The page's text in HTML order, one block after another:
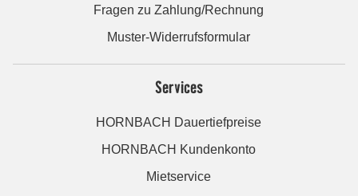
Fragen zu Zahlung/Rechnung
Muster-Widerrufsformular
Services
HORNBACH Dauertiefpreise
HORNBACH Kundenkonto
Mietservice